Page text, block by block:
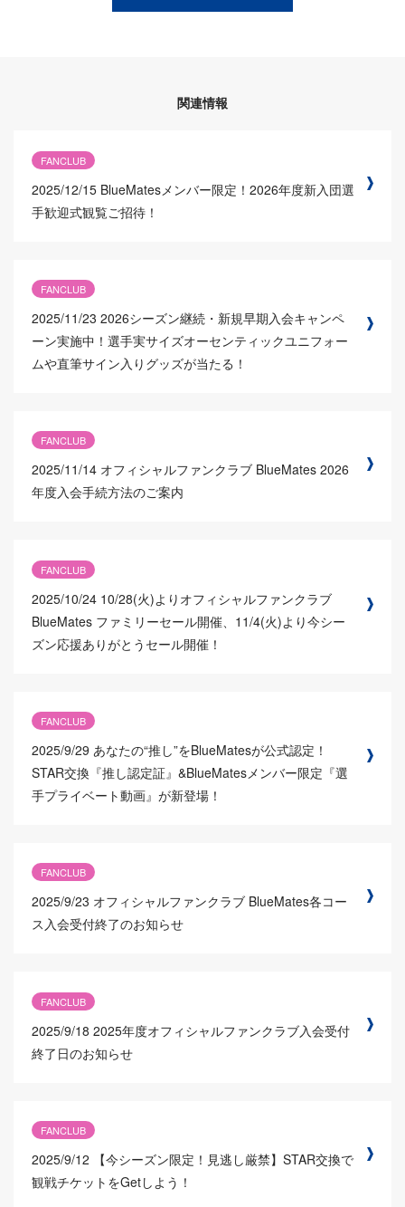
関連情報
FANCLUB
2025/12/15 BlueMatesメンバー限定！2026年度新入団選
手歓迎式観覧ご招待！
FANCLUB
2025/11/23 2026シーズン継続・新規早期入会キャンペ
ーン実施中！選手実サイズオーセンティックユニフォー
ムや直筆サイン入りグッズが当たる！
FANCLUB
2025/11/14 オフィシャルファンクラブ BlueMates 2026
年度入会手続方法のご案内
FANCLUB
2025/10/24 10/28(火)よりオフィシャルファンクラブ
BlueMates ファミリーセール開催、11/4(火)より今シー
ズン応援ありがとうセール開催！
FANCLUB
2025/9/29 あなたの“推し”をBlueMatesが公式認定！
STAR交換『推し認定証』&BlueMatesメンバー限定『選
手プライベート動画』が新登場！
FANCLUB
2025/9/23 オフィシャルファンクラブ BlueMates各コー
ス入会受付終了のお知らせ
FANCLUB
2025/9/18 2025年度オフィシャルファンクラブ入会受付
終了日のお知らせ
FANCLUB
2025/9/12
【今シーズン限定！見逃し厳禁】STAR交換で
観戦チケットをGetしよう！